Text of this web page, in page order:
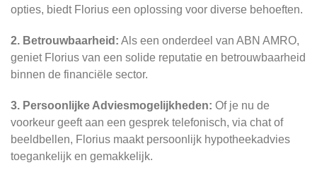
opties, biedt Florius een oplossing voor diverse behoeften.
2. Betrouwbaarheid: Als een onderdeel van ABN AMRO,
geniet Florius van een solide reputatie en betrouwbaarheid
binnen de financiële sector.
3. Persoonlijke Adviesmogelijkheden: Of je nu de
voorkeur geeft aan een gesprek telefonisch, via chat of
beeldbellen, Florius maakt persoonlijk hypotheekadvies
toegankelijk en gemakkelijk.